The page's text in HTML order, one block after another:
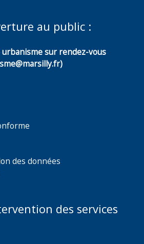
au public :
sur rendez-vous
des données
des services